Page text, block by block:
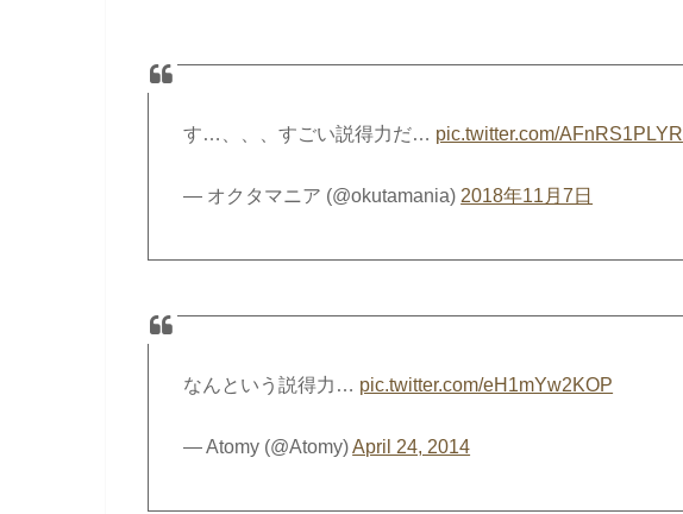
す…、、、すごい説得力だ… pic.twitter.com/AFnRS1PLYR
— オクタマニア (@okutamania) 2018年11月7日
なんという説得力… pic.twitter.com/eH1mYw2KOP
— Atomy (@Atomy)April 24, 2014